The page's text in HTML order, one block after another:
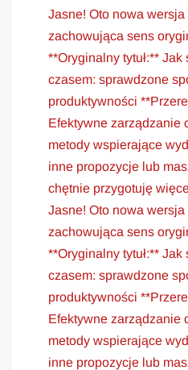
Jasne! Oto nowa wersja
zachowująca sens
**Oryginalny tytuł:**
czasem: sprawdzone
produktywności
Efektywne zarządzanie
metody wspierające
inne propozycje lub
chętnie przygotuję
Jasne! Oto nowa wersja
zachowująca sens
**Oryginalny tytuł:**
czasem: sprawdzone
produktywności
Efektywne zarządzanie
metody wspierające
inne propozycje lub